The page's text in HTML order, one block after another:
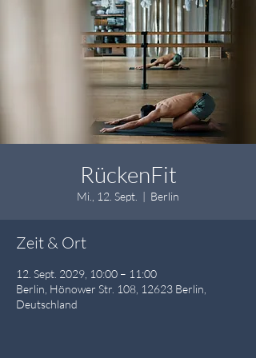
RückenFit
Mi., 12. Sept.
  |
Berlin
Zeit & Ort
12. Sept. 2029, 10:00 – 11:00
Berlin, Hönower Str. 108, 12623 Berlin,
Deutschland